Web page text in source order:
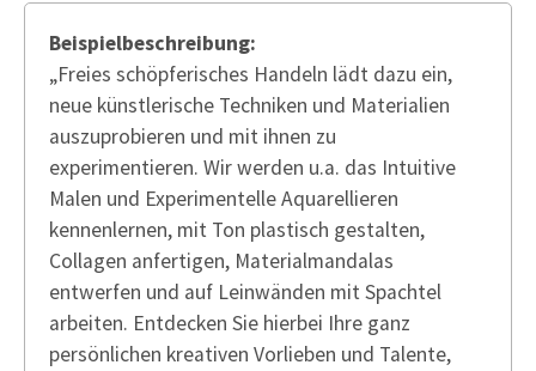
Beispielbeschreibung:
„Freies schöpferisches Handeln lädt dazu ein,
neue künstlerische Techniken und Materialien
auszuprobieren und mit ihnen zu
experimentieren. Wir werden u.a. das Intuitive
Malen und Experimentelle Aquarellieren
kennenlernen, mit Ton plastisch gestalten,
Collagen anfertigen, Materialmandalas
entwerfen und auf Leinwänden mit Spachtel
arbeiten. Entdecken Sie hierbei Ihre ganz
persönlichen kreativen Vorlieben und Talente,